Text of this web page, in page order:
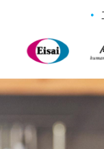
•